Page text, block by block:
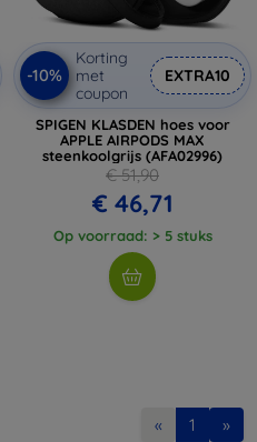
-10%
Korting
met
coupon
EXTRA10
SPIGEN KLASDEN hoes voor
APPLE AIRPODS MAX
steenkoolgrijs (AFA02996)
€ 51,90
€ 46,71
Op voorraad: > 5 stuks
« 1 »